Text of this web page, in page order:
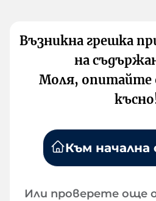
Възникна грешка
на
Моля, опитайте
Към
Или проверете още